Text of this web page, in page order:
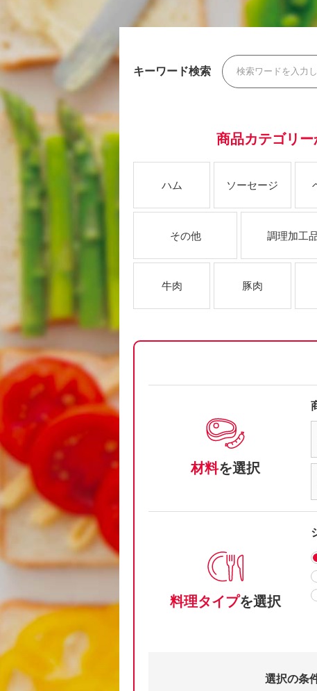
キーワード検索
商品カテゴリ
ハム ソーセージ
その他 調理加工
牛肉 豚肉
材料を選択
料理タイプを選択
選択の条